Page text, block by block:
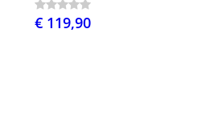
€ 119,90